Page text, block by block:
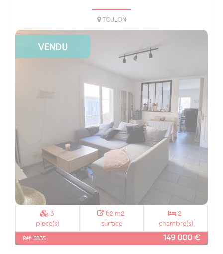
TOULON
VENDU
3
piece(s)
62 m2
surface
2
chambre(s)
Réf. 5835 149 000 €